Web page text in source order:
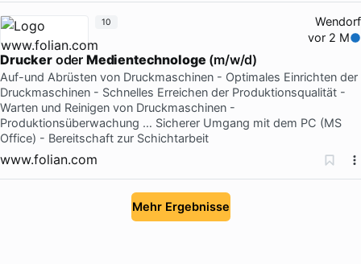
Wendorf
vor 2 M
Druckeroder Medientechnologe (m/w/d)
Auf-und Abrüsten von Druckmaschinen - Optimales Einrichten der
Druckmaschinen - Schnelles Erreichen der Produktionsqualität -
Warten und Reinigen von Druckmaschinen -
Produktionsüberwachung … Sicherer Umgang mit dem PC (MS
Office) - Bereitschaft zur Schichtarbeit
www.folian.com
10
Mehr Ergebnisse